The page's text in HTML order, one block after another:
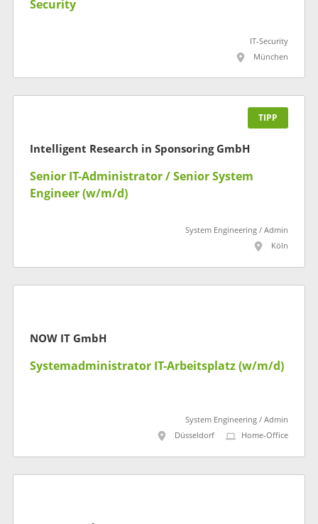
Security
IT-Security
München
TIPP
Intelligent Research in Sponsoring GmbH
Senior IT-Administrator / Senior System
Engineer (w/m/d)
System Engineering / Admin
Köln
NOW IT GmbH
Systemadministrator IT-Arbeitsplatz (w/m/d)
System Engineering / Admin
Düsseldorf
Home-Office